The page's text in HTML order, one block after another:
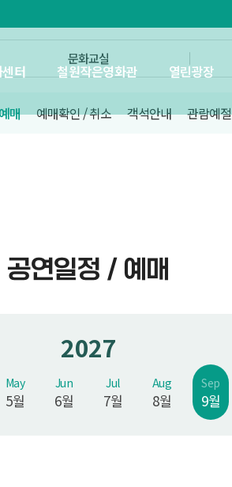
터 철원작은영화관 열린광장
매 예매확인 / 취소 객석안내 관람예절
문화교실
공연일정 / 예매
2027
May
5월
Jun
6월
Jul
7월
Aug
8월
Sep
9월